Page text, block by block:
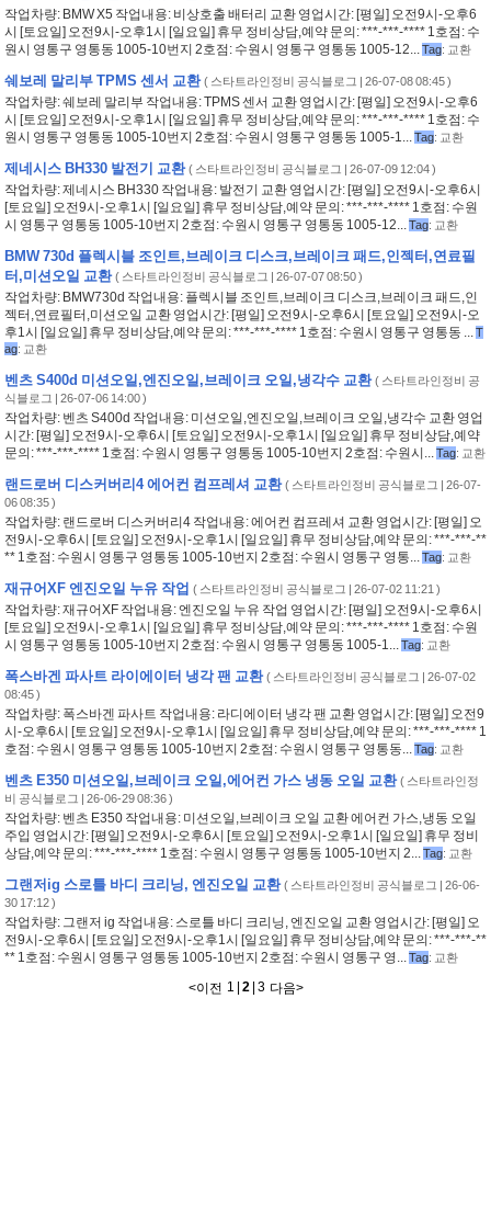
작업차량: BMW X5 작업내용: 비상호출 배터리 교환 영업시간: [평일] 오전9시-오후6
시 [토요일] 오전9시-오후1시 [일요일] 휴무 정비상담,예약 문의: ***-***-**** 1호점: 수
원시 영통구 영통동 1005-10번지 2호점: 수원시 영통구 영통동 1005-12...Tag: 교환
쉐보레 말리부 TPMS 센서 교환 ( 스타트라인정비 공식블로그 | 26-07-08 08:45 )
작업차량: 쉐보레 말리부 작업내용: TPMS 센서 교환 영업시간: [평일] 오전9시-오후6
시 [토요일] 오전9시-오후1시 [일요일] 휴무 정비상담,예약 문의: ***-***-**** 1호점: 수
원시 영통구 영통동 1005-10번지 2호점: 수원시 영통구 영통동 1005-1...Tag: 교환
제네시스 BH330 발전기 교환 ( 스타트라인정비 공식블로그 | 26-07-09 12:04 )
작업차량: 제네시스 BH330 작업내용: 발전기 교환 영업시간: [평일] 오전9시-오후6시
[토요일] 오전9시-오후1시 [일요일] 휴무 정비상담,예약 문의: ***-***-**** 1호점: 수원
시 영통구 영통동 1005-10번지 2호점: 수원시 영통구 영통동 1005-12...Tag: 교환
BMW 730d 플렉시블 조인트,브레이크 디스크,브레이크 패드,인젝터,연료필
터,미션오일 교환 ( 스타트라인정비 공식블로그 | 26-07-07 08:50 )
작업차량: BMW730d 작업내용: 플렉시블 조인트,브레이크 디스크,브레이크 패드,인
젝터,연료필터,미션오일 교환 영업시간: [평일] 오전9시-오후6시 [토요일] 오전9시-오
후1시 [일요일] 휴무 정비상담,예약 문의: ***-***-**** 1호점: 수원시 영통구 영통동 ...T
ag: 교환
벤츠 S400d 미션오일,엔진오일,브레이크 오일,냉각수 교환 ( 스타트라인정비 공
식블로그 | 26-07-06 14:00 )
작업차량: 벤츠 S400d 작업내용: 미션오일,엔진오일,브레이크 오일,냉각수 교환 영업
시간: [평일] 오전9시-오후6시 [토요일] 오전9시-오후1시 [일요일] 휴무 정비상담,예약
문의: ***-***-**** 1호점: 수원시 영통구 영통동 1005-10번지 2호점: 수원시...Tag: 교환
랜드로버 디스커버리4 에어컨 컴프레셔 교환 ( 스타트라인정비 공식블로그 | 26-07-
06 08:35 )
작업차량: 랜드로버 디스커버리4 작업내용: 에어컨 컴프레셔 교환 영업시간: [평일] 오
전9시-오후6시 [토요일] 오전9시-오후1시 [일요일] 휴무 정비상담,예약 문의: ***-***-**
** 1호점: 수원시 영통구 영통동 1005-10번지 2호점: 수원시 영통구 영통...Tag: 교환
재규어XF 엔진오일 누유 작업 ( 스타트라인정비 공식블로그 | 26-07-02 11:21 )
작업차량: 재규어XF 작업내용: 엔진오일 누유 작업 영업시간: [평일] 오전9시-오후6시
[토요일] 오전9시-오후1시 [일요일] 휴무 정비상담,예약 문의: ***-***-**** 1호점: 수원
시 영통구 영통동 1005-10번지 2호점: 수원시 영통구 영통동 1005-1...Tag: 교환
폭스바겐 파사트 라이에이터 냉각 팬 교환 ( 스타트라인정비 공식블로그 | 26-07-02
08:45 )
작업차량: 폭스바겐 파사트 작업내용: 라디에이터 냉각 팬 교환 영업시간: [평일] 오전9
시-오후6시 [토요일] 오전9시-오후1시 [일요일] 휴무 정비상담,예약 문의: ***-***-**** 1
호점: 수원시 영통구 영통동 1005-10번지 2호점: 수원시 영통구 영통동...Tag: 교환
벤츠 E350 미션오일,브레이크 오일,에어컨 가스 냉동 오일 교환 ( 스타트라인정
비 공식블로그 | 26-06-29 08:36 )
작업차량: 벤츠 E350 작업내용: 미션오일,브레이크 오일 교환 에어컨 가스,냉동 오일
주입 영업시간: [평일] 오전9시-오후6시 [토요일] 오전9시-오후1시 [일요일] 휴무 정비
상담,예약 문의: ***-***-**** 1호점: 수원시 영통구 영통동 1005-10번지 2...Tag: 교환
그랜저ig 스로틀 바디 크리닝, 엔진오일 교환 ( 스타트라인정비 공식블로그 | 26-06-
30 17:12 )
작업차량: 그랜저 ig 작업내용: 스로틀 바디 크리닝, 엔진오일 교환 영업시간: [평일] 오
전9시-오후6시 [토요일] 오전9시-오후1시 [일요일] 휴무 정비상담,예약 문의: ***-***-**
** 1호점: 수원시 영통구 영통동 1005-10번지 2호점: 수원시 영통구 영...Tag: 교환
<이전 1 2| 3 다음>